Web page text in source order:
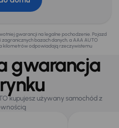
gwarancji na legalne pochodzenie. Pojazd
bazach danych, a AAA AUTO
kilometrów odpowiadają rzeczywistemu
gwarancja
kupujesz używany samochód z